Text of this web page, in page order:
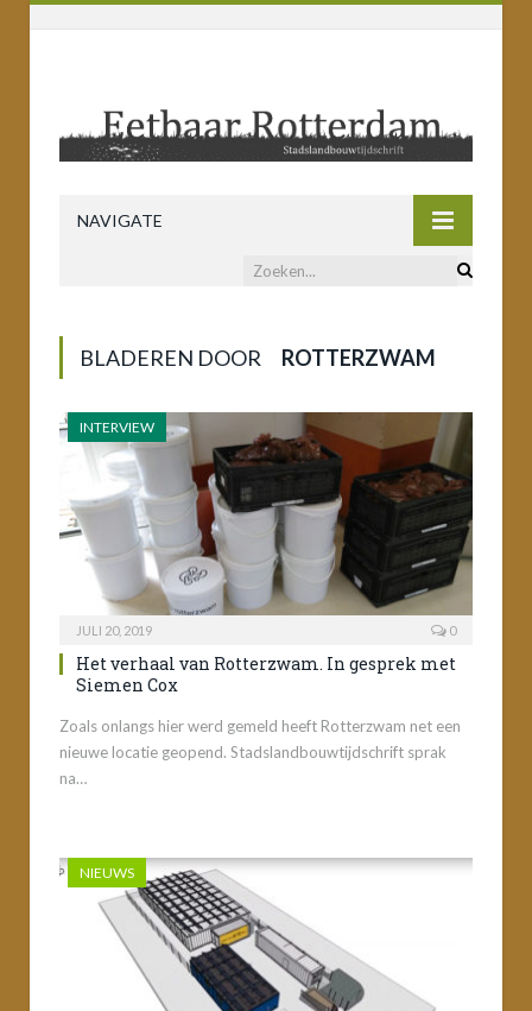
NAVIGATE
BLADEREN DOOR ROTTERZWAM
INTERVIEW
JULI 20, 2019 0
Het verhaal van Rotterzwam. In gesprek met
Siemen Cox
Zoals onlangs hier werd gemeld heeft Rotterzwam net een
nieuwe locatie geopend. Stadslandbouwtijdschrift sprak
na…
NIEUWS